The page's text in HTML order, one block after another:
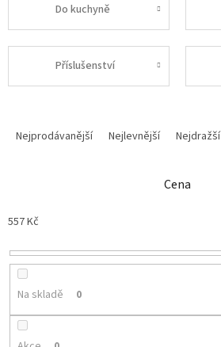
Do kuchyně
Příslušenství
p
o
k
Nejprodávanější Nejlevnější Nejdražší
Cena
557Kč
Na skladě 0